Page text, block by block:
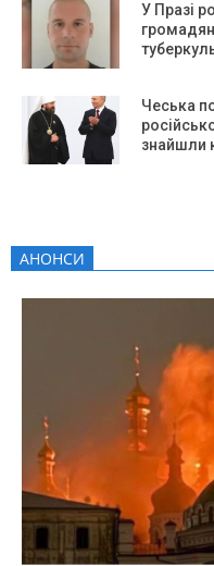
У Празі
Чеська
знайшли
АНОНСИ